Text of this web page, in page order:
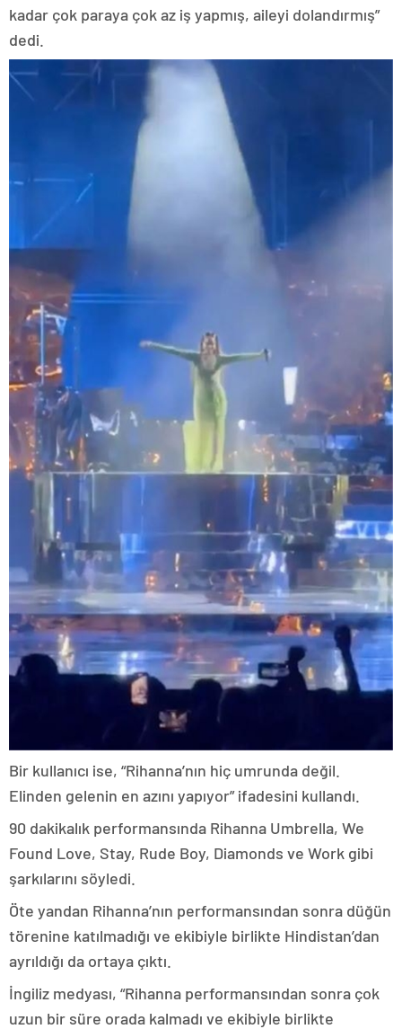
kadar çok paraya çok az iş yapmış, aileyi dolandırmış”
dedi.
Bir kullanıcı ise, “Rihanna’nın hiç umrunda değil.
Elinden gelenin en azını yapıyor” ifadesini kullandı.
90 dakikalık performansında Rihanna Umbrella, We
Found Love, Stay, Rude Boy, Diamonds ve Work gibi
şarkılarını söyledi.
Öte yandan Rihanna’nın performansından sonra düğün
törenine katılmadığı ve ekibiyle birlikte Hindistan’dan
ayrıldığı da ortaya çıktı.
İngiliz medyası, “Rihanna performansından sonra çok
uzun bir süre orada kalmadı ve ekibiyle birlikte